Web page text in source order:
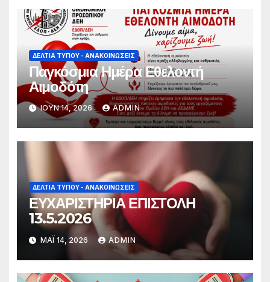
ΔΕΛΤΊΑ ΤΎΠΟΥ - ΑΝΑΚΟΙΝΏΣΕΙΣ
Παγκόσμια Ημέρα Εθελοντή
Αιμοδότη
ΙΟΎΝ 14, 2026 ADMIN
ΔΕΛΤΊΑ ΤΎΠΟΥ - ΑΝΑΚΟΙΝΏΣΕΙΣ
ΕΥΧΑΡΙΣΤΗΡΙΑ ΕΠΙΣΤΟΛΗ
13.5.2026
ΜΆΙ 14, 2026 ADMIN